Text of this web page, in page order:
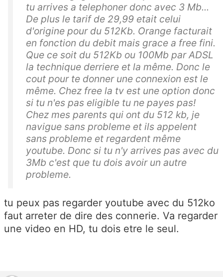
tu arrives a telephoner donc avec 3 Mb...
De plus le tarif de 29,99 etait celui
d'origine pour du 512Kb. Orange facturait
en fonction du debit mais grace a free fini.
Que ce soit du 512Kb ou 100Mb par ADSL
la technique derriere et la même. Donc le
cout pour te donner une connexion est le
même. Chez free la tv est une option donc
si tu n'es pas eligible tu ne payes pas!
Chez mes parents qui ont du 512 kb, je
navigue sans probleme et ils appelent
sans probleme et regardent même
youtube. Donc si tu n'y arrives pas avec du
3Mb c'est que tu dois avoir un autre
probleme.
tu peux pas regarder youtube avec du 512ko
faut arreter de dire des connerie. Va regarder
une video en HD, tu dois etre le seul.